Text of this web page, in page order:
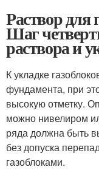
Раствор для
Шаг
раствора и
К укладке
фундамента, при
высокую отметку.
можно нивелиром
ряда должна быть
без допуска
газоблоками.